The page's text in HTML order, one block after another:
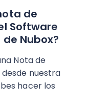
de
Software
Nubox?
Nota de
nuestra
hacer los